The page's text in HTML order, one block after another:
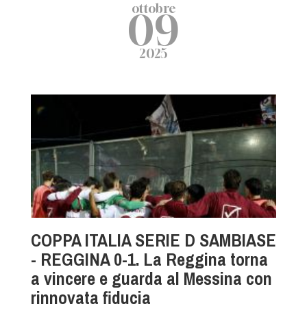
ottobre
09
2025
COPPA ITALIA SERIE D SAMBIASE
- REGGINA 0-1. La Reggina torna
a vincere e guarda al Messina con
rinnovata fiducia